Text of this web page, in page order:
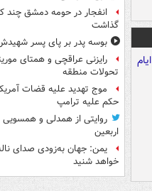
انفجار در حومه دمشق چند
گذاشت
بوسه‌ پدر بر پای پسر
رایزنی عراقچی و همتای
تحولات منطقه
موج تهدید علیه قضات
حکم علیه ترامپ
روایتی از همدلی و
اربعین
یمن: جهان به‌زودی صدای
خواهد شنید